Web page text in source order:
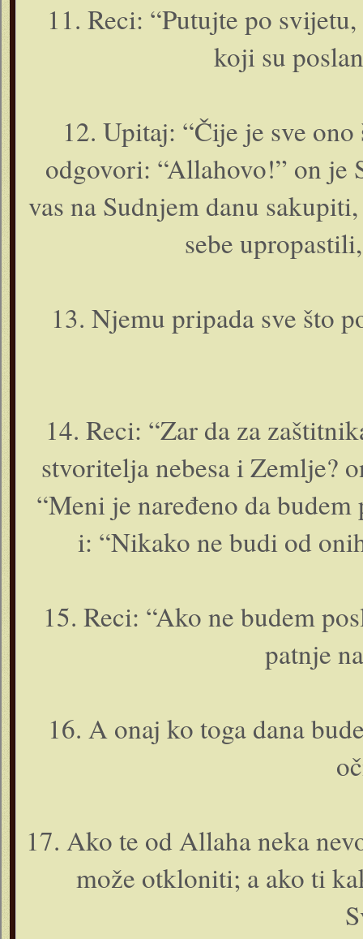
11. Reci: “Putujte po
koji su
12. Upitaj: “Čije je sve
odgovori: “Allahovo!” o­n je
vas na Sudnjem danu
sebe
13. Njemu pripada sve što
14. Reci: “Zar da za
stvoritelja nebesa i Zemlje?
“Meni je naređeno da
i: “Nikako ne budi od
15. Reci: “Ako ne budem
patnje
16. A o­naj ko toga dana
17. Ako te od Allaha neka
može otkloniti; a ako ti